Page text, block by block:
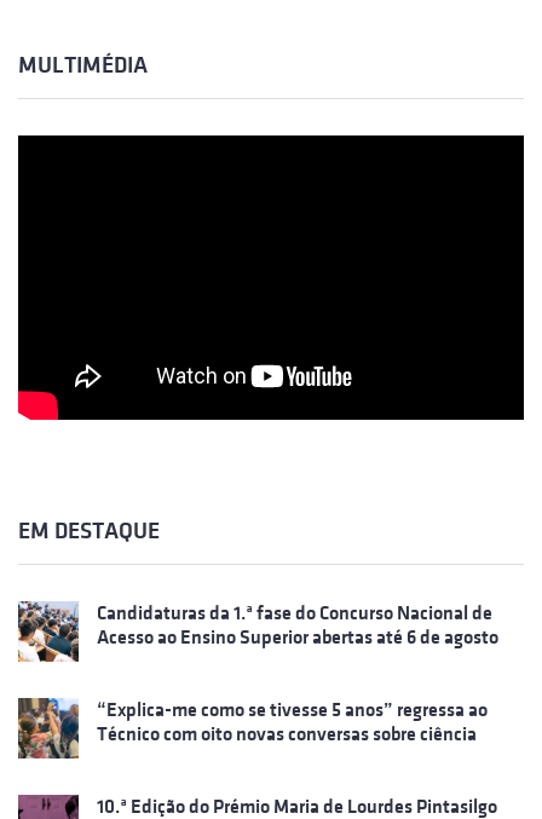
MULTIMÉDIA
EM DESTAQUE
Candidaturas da 1.ª fase do Concurso Nacional de
Acesso ao Ensino Superior abertas até 6 de agosto
“Explica-me como se tivesse 5 anos” regressa ao
Técnico com oito novas conversas sobre ciência
10.ª Edição do Prémio Maria de Lourdes Pintasilgo